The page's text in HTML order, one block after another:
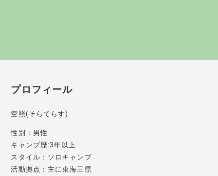
プロフィール
空照(そらてらす)
性別：男性
キャンプ歴:3年以上
スタイル：ソロキャンプ
活動拠点：主に東海三県